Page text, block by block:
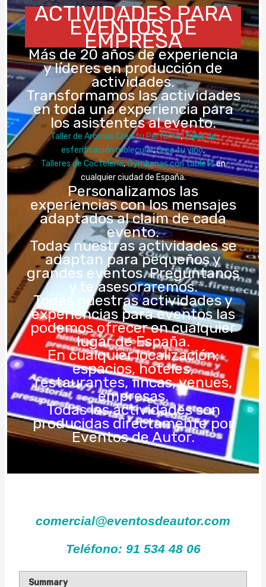
ACTIVIDADES PARA
EVENTOS DE
EMPRESA
Más de 20 años de experiencia
y líderes en producción de
actividades.
Transformamos las actividades
en toda una experiencia para
los asistentes al evento.
Taller de Aromas Crea tu Perfume,Taller de
esferificación molecular,Crea tu vino,
Talleres de Coctelería,Gymkanas con tabletsen
cualquier ciudad de España.
Personalizamos las
experiencias con los mensajes
adaptados al claim de cada
evento.
Todas nuestras actividades se
adaptan para pequeños y
grandes eventos. Pregúntanos
y te asesoraremos.
Todas nuestras actividades y
experiencias para eventos las
podemos ofrecer en cualquier
lugar de España.
En cualquier localización;
espacios, hoteles,
restaurantes, fincas, venues,
empresas.
Todas las actividades son
producidas directamente por
Eventos de Autor.
comercial@eventosdeautor.com
Teléfono: 91 534 48 06
Summary